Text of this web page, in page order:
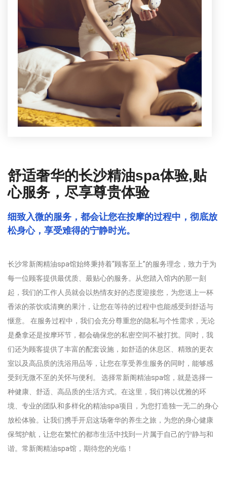
舒适奢华的长沙精油spa体验,贴
心服务，尽享尊贵体验
细致入微的服务，都会让您在按摩的过程中，彻底放
长沙常新阁精油spa馆始终秉持着“顾客至上”的服务理念，致力于为
每一位顾客提供最优质、最贴心的服务。从您踏入馆内的那一刻
起，我们的工作人员就会以热情友好的态度迎接您，为您送上一杯
香浓的茶饮或清爽的果汁，让您在等待的过程中也能感受到舒适与
惬意。 在服务过程中，我们会充分尊重您的隐私与个性需求，无论
是桑拿还是按摩环节，都会确保您的私密空间不被打扰。同时，我
们还为顾客提供了丰富的配套设施，如舒适的休息区、精致的更衣
室以及高品质的洗浴用品等，让您在享受养生服务的同时，能够感
受到无微不至的关怀与便利。 选择常新阁精油spa馆，就是选择一
种健康、舒适、高品质的生活方式。在这里，我们将以优雅的环
境、专业的团队和多样化的精油spa项目，为您打造独一无二的身心
放松体验。让我们携手开启这场奢华的养生之旅，为您的身心健康
保驾护航，让您在繁忙的都市生活中找到一片属于自己的宁静与和